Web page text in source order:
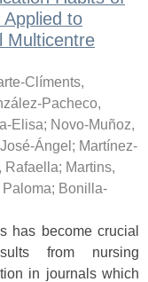
to
Multicentre
Clíments,
Pacheco,
Elisa; Novo-Muñoz,
Ángel ; Martínez-
Rafaella; Martins,
Paloma; Bonilla-
has become crucial
from nursing
in journals which